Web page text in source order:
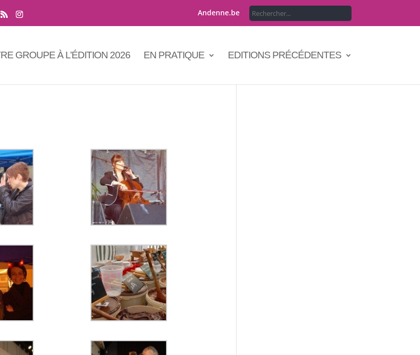
Andenne.be
GROUPE À L’ÉDITION 2026 EN PRATIQUE EDITIONS PRÉCÉDENTES